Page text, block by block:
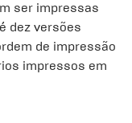
ser impressas
dez versões
de impressão
impressos em